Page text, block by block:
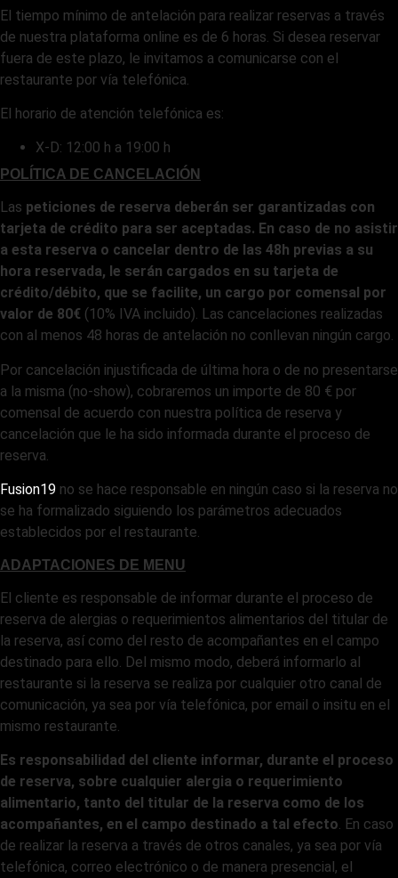
El tiempo mínimo de antelación para realizar reservas a través
de nuestra plataforma online es de 6 horas. Si desea reservar
fuera de este plazo, le invitamos a comunicarse con el
restaurante por vía telefónica.
El horario de atención telefónica es:
X-D: 12:00 h a 19:00 h
POLÍTICA DE CANCELACIÓN
Las peticiones de reserva deberán ser garantizadas con
tarjeta de crédito para ser aceptadas. En caso de no asistir
a esta reserva o cancelar dentro de las 48h previas a su
hora reservada, le serán cargados en su tarjeta de
crédito/débito, que se facilite, un cargo por comensal por
valor de 80€ (10% IVA incluido). Las cancelaciones realizadas
con al menos 48 horas de antelación no conllevan ningún cargo.
Por cancelación injustificada de última hora o de no presentarse
a la misma (no-show), cobraremos un importe de 80 € por
comensal de acuerdo con nuestra política de reserva y
cancelación que le ha sido informada durante el proceso de
reserva.
Fusion19 no se hace responsable en ningún caso si la reserva no
se ha formalizado siguiendo los parámetros adecuados
establecidos por el restaurante.
ADAPTACIONES DE MENU
El cliente es responsable de informar durante el proceso de
reserva de alergias o requerimientos alimentarios del titular de
la reserva, así como del resto de acompañantes en el campo
destinado para ello. Del mismo modo, deberá informarlo al
restaurante si la reserva se realiza por cualquier otro canal de
comunicación, ya sea por vía telefónica, por email o insitu en el
mismo restaurante.
Es responsabilidad del cliente informar, durante el proceso
de reserva, sobre cualquier alergia o requerimiento
alimentario, tanto del titular de la reserva como de los
acompañantes, en el campo destinado a tal efecto. En caso
de realizar la reserva a través de otros canales, ya sea por vía
telefónica, correo electrónico o de manera presencial, el